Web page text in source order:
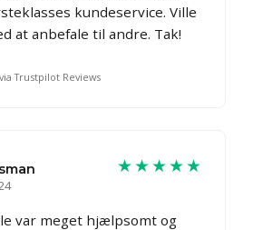
kundeservice. Ville
at anbefale til andre. Tak!
via Trustpilot Reviews
★★★★★
var meget hjælpsomt og